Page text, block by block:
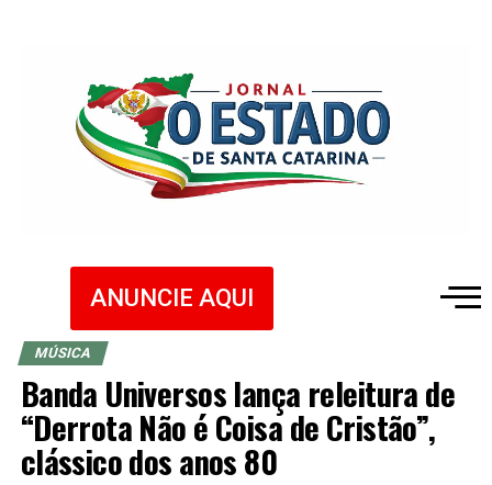
ANUNCIE AQUI
MÚSICA
Banda Universos lança releitura de
“Derrota Não é Coisa de Cristão”,
clássico dos anos 80